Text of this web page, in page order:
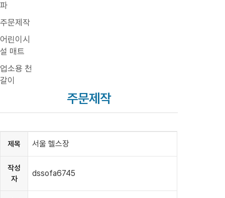
파
주문제작
어린이시
설 매트
업소용 천
갈이
주문제작
제목 서울 헬스장
작성
자
dssofa6745